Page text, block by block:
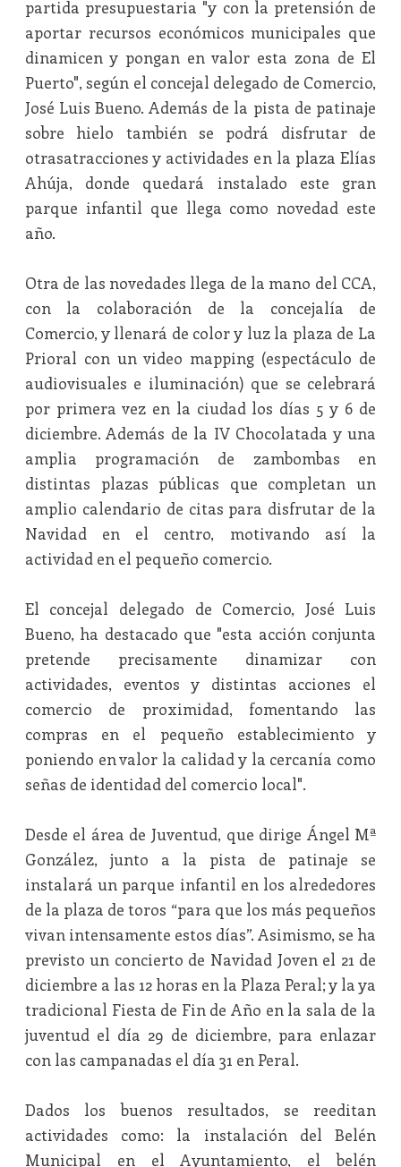
partida presupuestaria "y con la pretensión de
aportar recursos económicos municipales que
dinamicen y pongan en valor esta zona de El
Puerto", según el concejal delegado de Comercio,
José Luis Bueno. Además de la pista de patinaje
sobre hielo también se podrá disfrutar de
otrasatracciones y actividades en la plaza Elías
Ahúja, donde quedará instalado este gran
parque infantil que llega como novedad este
año.
Otra de las novedades llega de la mano del CCA,
con la colaboración de la concejalía de
Comercio, y llenará de color y luz la plaza de La
Prioral con un video mapping (espectáculo de
audiovisuales e iluminación) que se celebrará
por primera vez en la ciudad los días 5 y 6 de
diciembre. Además de la IV Chocolatada y una
amplia programación de zambombas en
distintas plazas públicas que completan un
amplio calendario de citas para disfrutar de la
Navidad en el centro, motivando así la
actividad en el pequeño comercio.
El concejal delegado de Comercio, José Luis
Bueno, ha destacado que "esta acción conjunta
pretende precisamente dinamizar con
actividades, eventos y distintas acciones el
comercio de proximidad, fomentando las
compras en el pequeño establecimiento y
poniendo en valor la calidad y la cercanía como
señas de identidad del comercio local".
Desde el área de Juventud, que dirige Ángel Mª
González, junto a la pista de patinaje se
instalará un parque infantil en los alrededores
de la plaza de toros “para que los más pequeños
vivan intensamente estos días”. Asimismo, se ha
previsto un concierto de Navidad Joven el 21 de
diciembre a las 12 horas en la Plaza Peral; y la ya
tradicional Fiesta de Fin de Año en la sala de la
juventud el día 29 de diciembre, para enlazar
con las campanadas el día 31 en Peral.
Dados los buenos resultados, se reeditan
actividades como: la instalación del Belén
Municipal en el Ayuntamiento, el belén